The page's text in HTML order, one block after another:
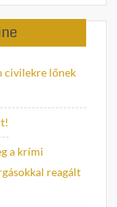
civilekre lőnek
a krími
reagált